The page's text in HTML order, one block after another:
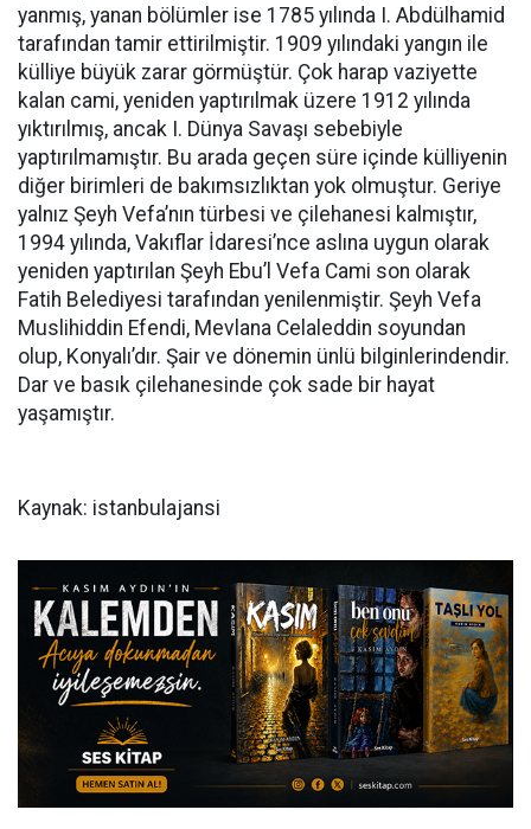
yanmış, yanan bölümler ise 1785 yılında I. Abdülhamid
tarafından tamir ettirilmiştir. 1909 yılındaki yangın ile
külliye büyük zarar görmüştür. Çok harap vaziyette
kalan cami, yeniden yaptırılmak üzere 1912 yılında
yıktırılmış, ancak I. Dünya Savaşı sebebiyle
yaptırılmamıştır. Bu arada geçen süre içinde külliyenin
diğer birimleri de bakımsızlıktan yok olmuştur. Geriye
yalnız Şeyh Vefa’nın türbesi ve çilehanesi kalmıştır,
1994 yılında, Vakıflar İdaresi’nce aslına uygun olarak
yeniden yaptırılan Şeyh Ebu’l Vefa Cami son olarak
Fatih Belediyesi tarafından yenilenmiştir. Şeyh Vefa
Muslihiddin Efendi, Mevlana Celaleddin soyundan
olup, Konyalı’dır. Şair ve dönemin ünlü bilginlerindendir.
Dar ve basık çilehanesinde çok sade bir hayat
yaşamıştır.
Kaynak: istanbulajansi